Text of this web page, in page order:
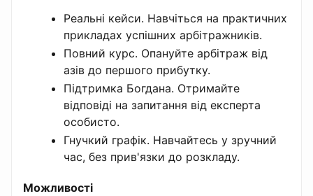
Реальні кейси. Навчіться на практичних
прикладах успішних арбітражників.
Повний курс. Опануйте арбітраж від
азів до першого прибутку.
Підтримка Богдана. Отримайте
відповіді на запитання від експерта
особисто.
Гнучкий графік. Навчайтесь у зручний
час, без прив'язки до розкладу.
Можливості